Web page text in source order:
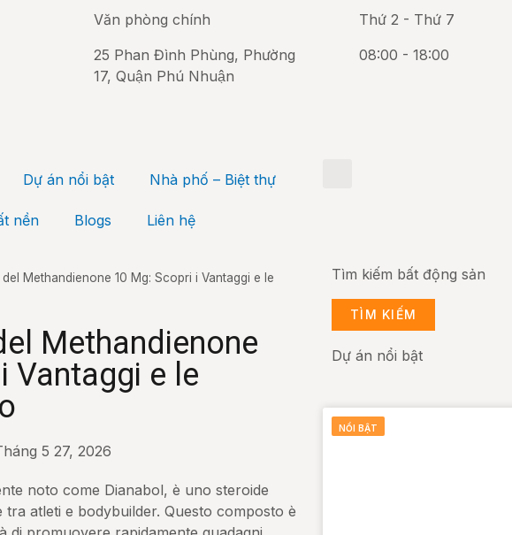
Văn phòng chính
25 Phan Đình Phùng, Phường
17, Quận Phú Nhuận
Thứ 2 - Thứ 7
08:00 - 18:00
Dự án nổi bật Nhà phố – Biệt thự
nền Blogs Liên hệ
Methandienone 10 Mg: Scopri i Vantaggi e le
Methandienone
Vantaggi e le
5 27, 2026
noto come Dianabol, è uno steroide
atleti e bodybuilder. Questo composto è
Tìm kiếm bất động sản
TÌM KIẾM
Dự án nổi bật
NỔI BẬT